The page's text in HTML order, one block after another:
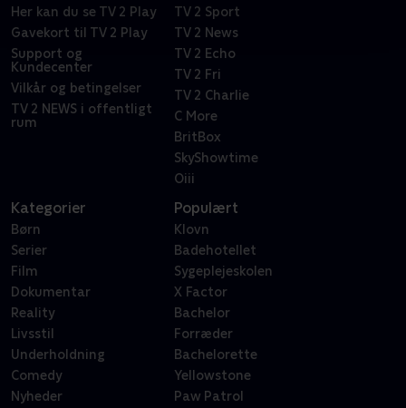
Her kan du se TV 2 Play
Gavekort til TV 2 Play
Support og
Kundecenter
Vilkår og betingelser
TV 2 NEWS i offentligt
rum
TV 2 Sport
TV 2 News
TV 2 Echo
TV 2 Fri
TV 2 Charlie
C More
BritBox
SkyShowtime
Oiii
Kategorier
Børn
Serier
Film
Dokumentar
Reality
Livsstil
Underholdning
Comedy
Nyheder
Populært
Klovn
Badehotellet
Sygeplejeskolen
X Factor
Bachelor
Forræder
Bachelorette
Yellowstone
Paw Patrol